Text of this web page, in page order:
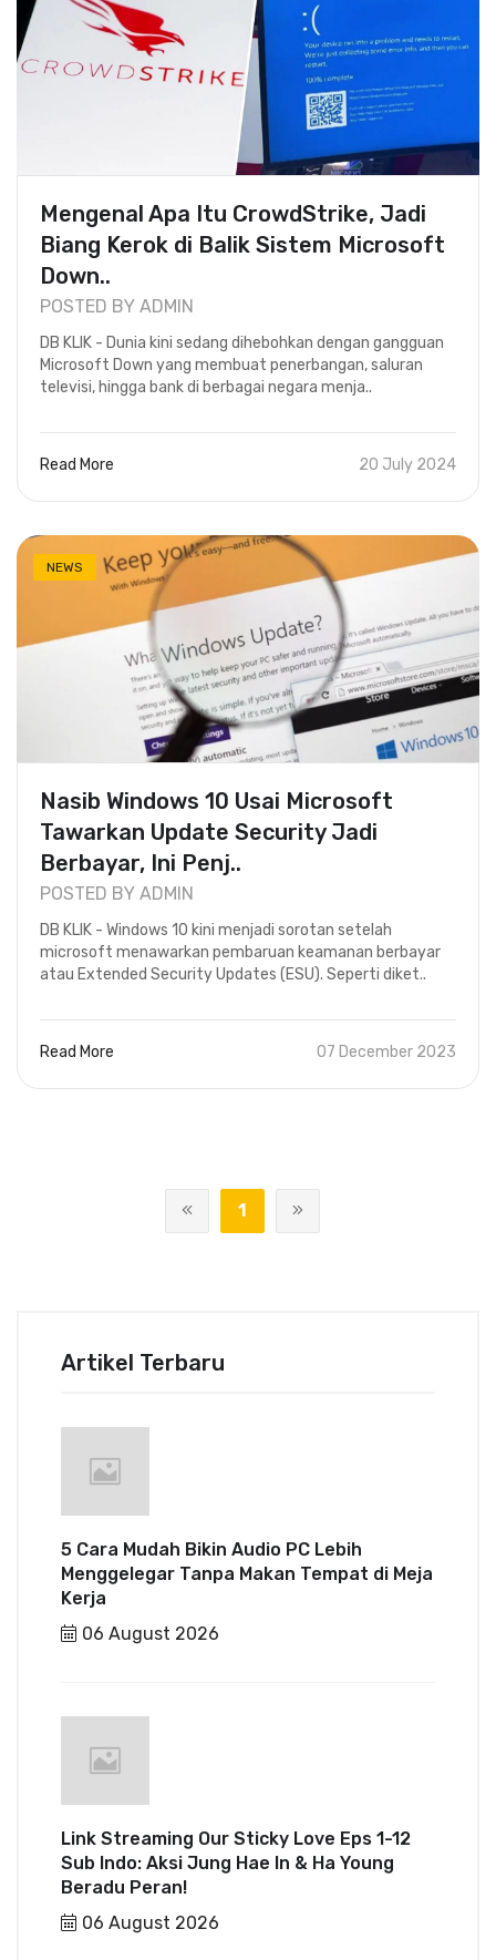
Mengenal Apa Itu CrowdStrike, Jadi
Biang Kerok di Balik Sistem Microsoft
Down..
POSTED BY ADMIN
DB KLIK - Dunia kini sedang dihebohkan dengan gangguan
Microsoft Down yang membuat penerbangan, saluran
televisi, hingga bank di berbagai negara menja..
Read More 20 July 2024
NEWS
Nasib Windows 10 Usai Microsoft
Tawarkan Update Security Jadi
Berbayar, Ini Penj..
POSTED BY ADMIN
DB KLIK - Windows 10 kini menjadi sorotan setelah
microsoft menawarkan pembaruan keamanan berbayar
atau Extended Security Updates (ESU). Seperti diket..
Read More 07 December 2023
1
Artikel Terbaru
5 Cara Mudah Bikin Audio PC Lebih
Menggelegar Tanpa Makan Tempat di Meja
Kerja
06 August 2026
Link Streaming Our Sticky Love Eps 1-12
Sub Indo: Aksi Jung Hae In & Ha Young
Beradu Peran!
06 August 2026